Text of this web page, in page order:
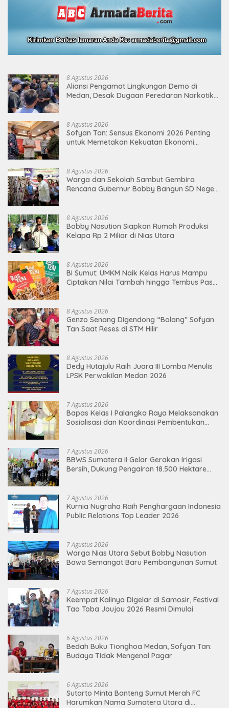
8 Agustus 2026
Aliansi Pengamat Lingkungan Demo di
Medan, Desak Dugaan Peredaran Narkotika
8 Agustus 2026
Sofyan Tan: Sensus Ekonomi 2026 Penting
untuk Memetakan Kekuatan Ekonomi
8 Agustus 2026
Warga dan Sekolah Sambut Gembira
Rencana Gubernur Bobby Bangun SD Negeri
8 Agustus 2026
Bobby Nasution Siapkan Rumah Produksi
Kelapa Rp 2 Miliar di Nias Utara
8 Agustus 2026
BI Sumut: UMKM Naik Kelas Harus Mampu
Ciptakan Nilai Tambah hingga Tembus Pasar
8 Agustus 2026
Genzo Senang Digendong “Bolang” Sofyan
Tan Saat Reses di STM Hilir
8 Agustus 2026
Dedy Hutajulu Raih Juara III Lomba Menulis
LPSK Perwakilan Medan 2026
7 Agustus 2026
Bapas Kelas I Palangka Raya Melaksanakan
Sosialisasi dan Koordinasi Pembentukan
7 Agustus 2026
BBWS Sumatera II Gelar Gerakan Irigasi
Bersih, Dukung Pengairan 18.500 Hektare
7 Agustus 2026
Kurnia Nugraha Raih Penghargaan Indonesia
Public Relations Top Leader 2026
7 Agustus 2026
Warga Nias Utara Sebut Bobby Nasution
Bawa Semangat Baru Pembangunan Sumut
7 Agustus 2026
Keempat Kalinya Digelar di Samosir, Festival
Tao Toba Joujou 2026 Resmi Dimulai
6 Agustus 2026
Bedah Buku Tionghoa Medan, Sofyan Tan:
Budaya Tidak Mengenal Pagar
6 Agustus 2026
Sutarto Minta Banteng Sumut Merah FC
Harumkan Nama Sumatera Utara di